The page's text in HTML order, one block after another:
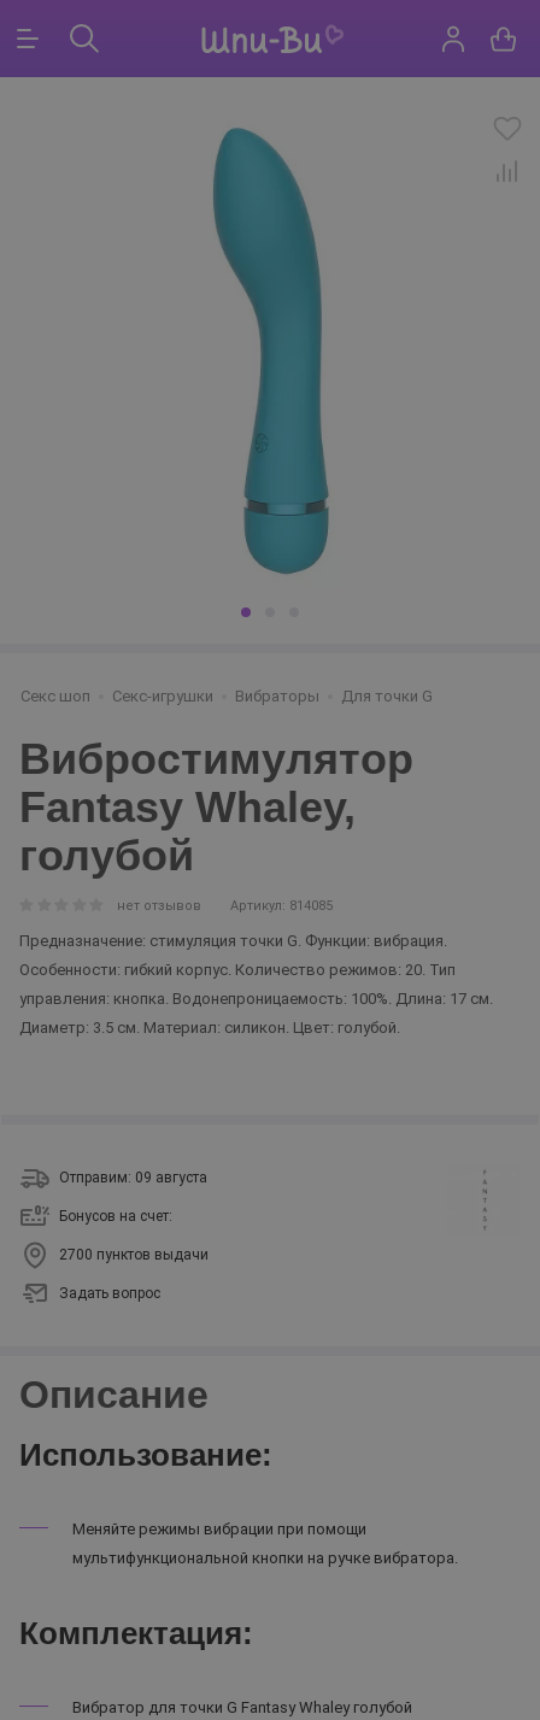
Секс шоп Секс-игрушки Вибраторы Для точки G
Вибростимулятор
Fantasy Whaley,
голубой
нет отзывов Артикул: 814085
Предназначение: стимуляция точки G. Функции: вибрация.
Особенности: гибкий корпус. Количество режимов: 20. Тип
управления: кнопка. Водонепроницаемость: 100%. Длина: 17 см.
Диаметр: 3.5 см. Материал: силикон. Цвет: голубой.
Отправим: 09 августа
Бонусов на счет:
2700 пунктов выдачи
Задать вопрос
Описание
Использование:
Меняйте режимы вибрации при помощи
мультифункциональной кнопки на ручке вибратора.
Комплектация:
Вибратор для точки G Fantasy Whaley голубой